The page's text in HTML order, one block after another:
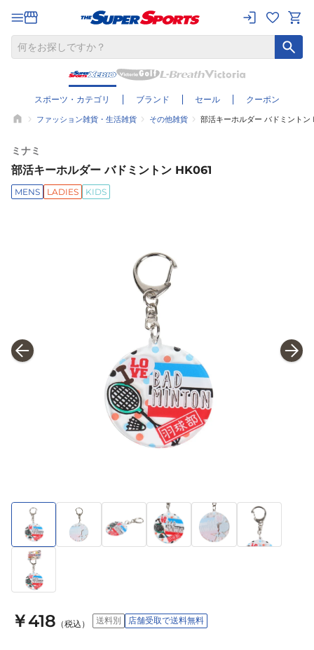
スポーツ・カテゴリ ブランド セール クーポン
ファッション雑貨・生活雑貨 その他雑貨 部活キーホルダー バドミントン
ミナミ
部活キーホルダー バドミントン HK061
MENS LADIES KIDS
￥418 （税込） 送料別 店舗受取で送料無料